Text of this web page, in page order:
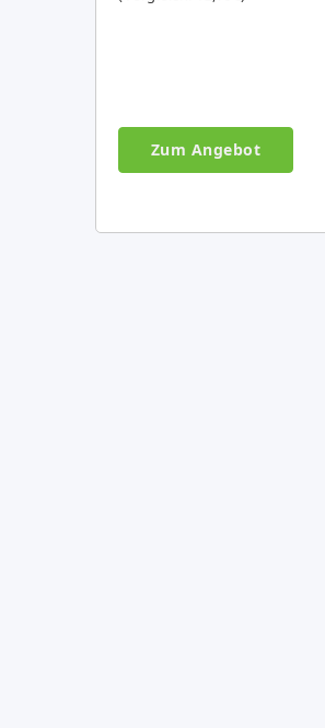
Zum Angebot